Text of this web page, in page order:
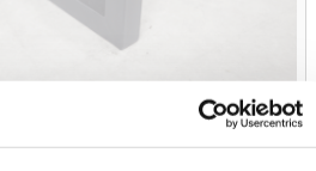
Over